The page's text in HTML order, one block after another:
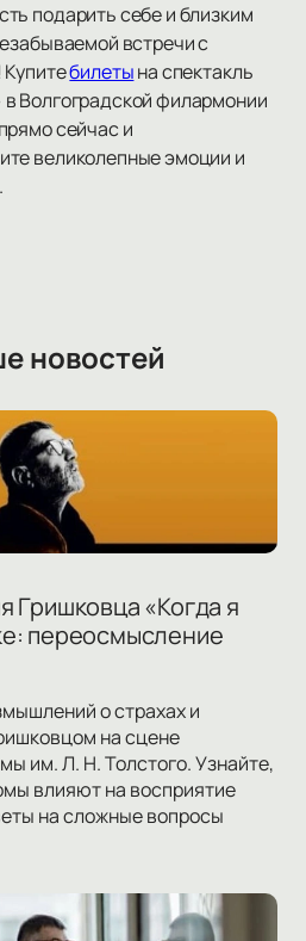
подарить себе и близким
встречи с
Купитебилетына спектакль
Волгоградской филармонии
сейчас и
великолепные эмоции и
новостей
Гришковца «Когда я
переосмысление
о страхах и
на сцене
им. Л. Н. Толстого. Узнайте,
влияют на восприятие
на сложные вопросы